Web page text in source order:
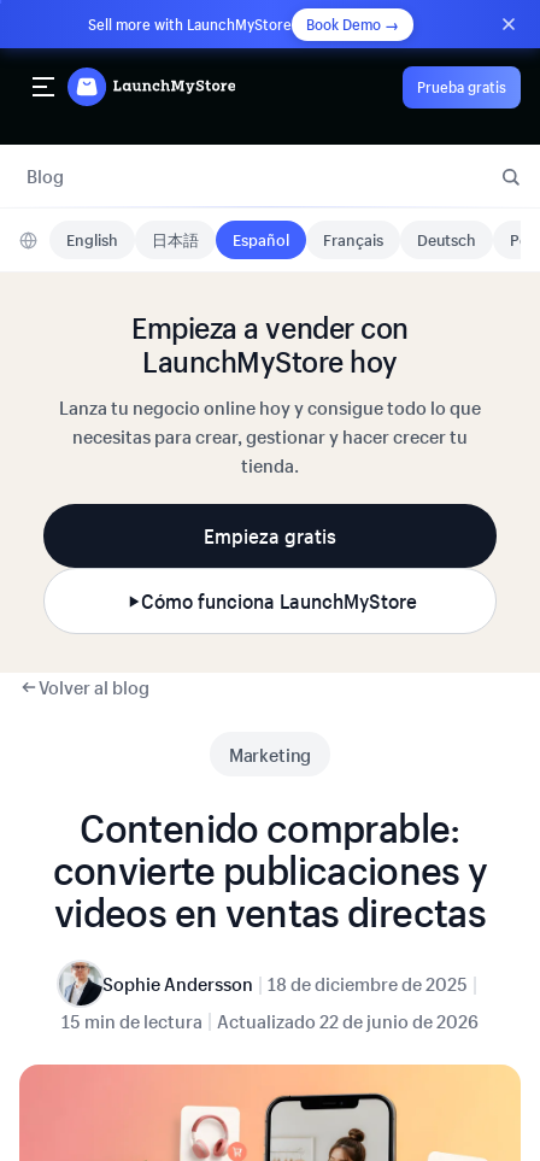
Sell more with LaunchMyStore Book Demo →
Prueba gratis
Blog
English 日本語 Español Français Deutsch
Empieza a vender con
LaunchMyStore hoy
Lanza tu negocio online hoy y consigue todo lo que
necesitas para crear, gestionar y hacer crecer tu
tienda.
Empieza gratis
Cómo funciona LaunchMyStore
Volver al blog
Marketing
Contenido comprable:
convierte publicaciones y
videos en ventas directas
Sophie Andersson | 18 de diciembre de 2025 |
15 min de lectura | Actualizado 22 de junio de 2026